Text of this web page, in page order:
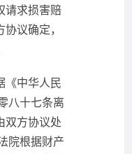
请求损害赔
议确定，
中华人民
八十七条离
双方协议处
院根据财产